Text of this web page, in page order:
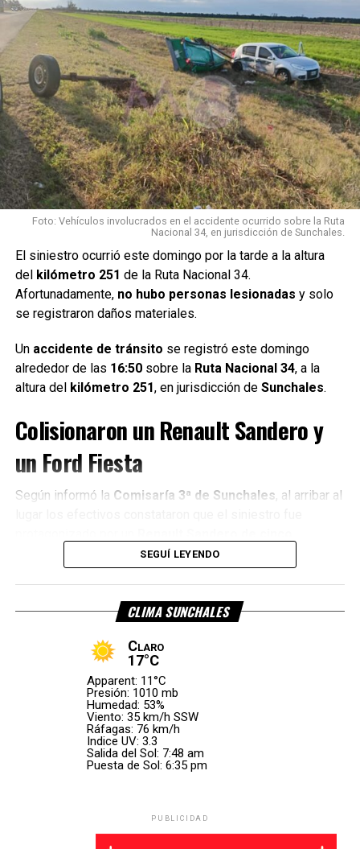
Por Móvil Quique
Foto: Vehículos involucrados en el accidente ocurrido sobre la Ruta
Nacional 34, en jurisdicción de Sunchales.
El siniestro ocurrió este domingo por la tarde a la altura
del kilómetro 251 de la Ruta Nacional 34.
Afortunadamente, no hubo personas lesionadas y solo
se registraron daños materiales.
Un accidente de tránsito se registró este domingo
alrededor de las 16:50sobre la Ruta Nacional 34, a la
altura del kilómetro 251, en jurisdicción de Sunchales.
Colisionaron un Renault Sandero y
un Ford Fiesta
Según informó la Comisaría 3ª de Sunchales, al arribar al
, color gris, que trasladaba un
piragua de color verde, y unFord Fiesta LX.
Por causas que son materia de investigación,el Renault
impactó con su parte delantera derecha contra el
SEGUÍ LEYENDO
CLIMA SUNCHALES
Claro
17°C
Apparent: 11°C
Presión: 1010 mb
Humedad: 53%
Viento: 35 km/h SSW
Ráfagas: 76 km/h
Indice UV: 3.3
Salida del Sol: 7:48 am
Puesta de Sol: 6:35 pm
PUBLICIDAD